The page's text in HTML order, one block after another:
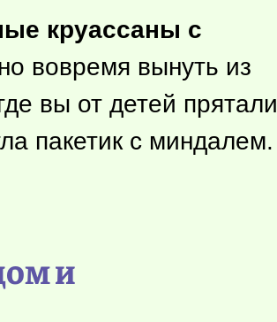
круассаны с
вовремя вынуть из
вы от детей прятали
пакетик с миндалем.
и